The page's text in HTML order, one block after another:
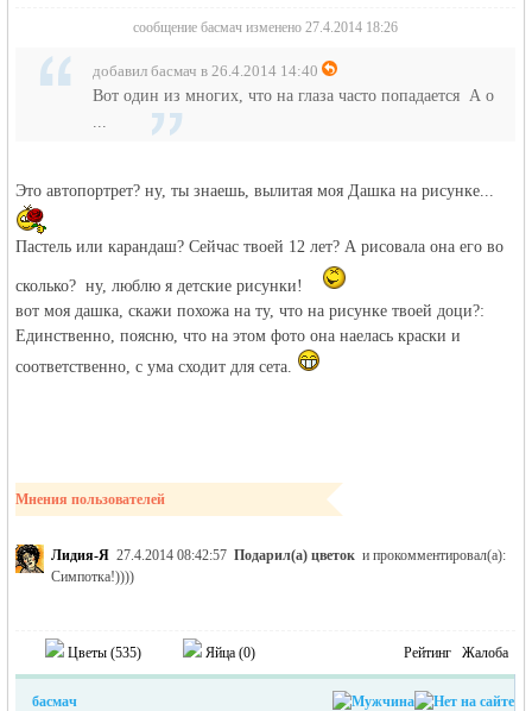
сообщение басмач изменено 27.4.2014 18:26
добавил басмач в 26.4.2014 14:40
Вот один из многих, что на глаза часто попадается А о
...
Это автопортрет? ну, ты знаешь, вылитая моя Дашка на рисунке...
Пастель или карандаш? Сейчас твоей 12 лет? А рисовала она его во
сколько? ну, люблю я детские рисунки!
вот моя дашка, скажи похожа на ту, что на рисунке твоей доци?:
Единственно, поясню, что на этом фото она наелась краски и
соответственно, с ума сходит для сета.
Мнения пользователей
Лидия-Я 27.4.2014 08:42:57Подарил(а) цветок и прокомментировал(а):
Симпотка!))))
Цветы (535) Яйца (0) Рейтинг Жалоба
басмач